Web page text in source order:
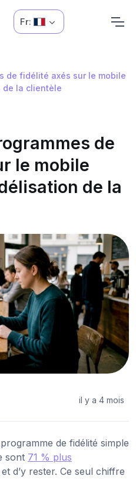
Fr:
de fidélité axés sur le mobile
la clientèle
de
le mobile
de la
il y a 4 mois
de fidélité simple
sont 71 % plus
d’y rester. Ce seul chiffre